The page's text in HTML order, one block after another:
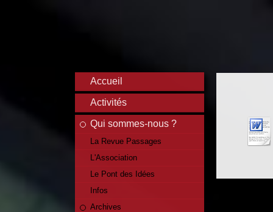
Accueil
Activités
Qui sommes-nous ?
La Revue Passages
L'Association
Le Pont des Idées
Infos
Archives